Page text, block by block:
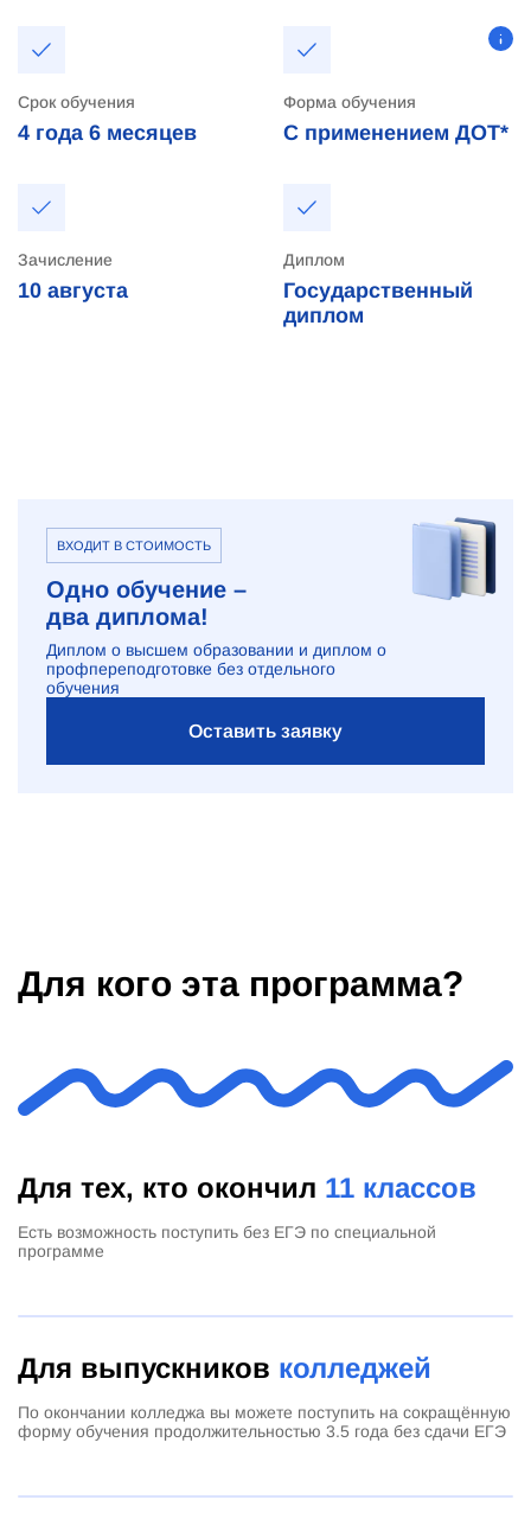
Срок обучения
4 года 6 месяцев
Форма обучения
С применением ДОТ*
Зачисление
10 августа
Диплом
Государственный
диплом
ВХОДИТ В СТОИМОСТЬ
Одно обучение –
два диплома!
Диплом о высшем образовании и диплом о
профпереподготовке без отдельного
обучения
Оставить заявку
Для кого эта программа?
Для тех, кто окончил 11 классов
Есть возможность поступить без ЕГЭ по специальной
программе
Для выпускников колледжей
По окончании колледжа вы можете поступить на сокращённую
форму обучения продолжительностью 3.5 года без сдачи ЕГЭ